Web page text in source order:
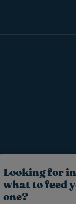
Looking for
what to feed
one?